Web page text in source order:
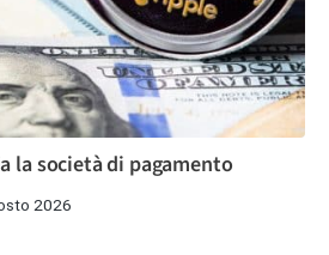
la società di pagamento
2026